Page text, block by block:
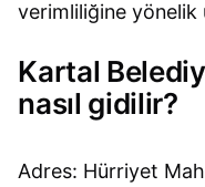
verimliliğine yönelik
Kartal
nasıl gidilir?
Adres: Hürriyet